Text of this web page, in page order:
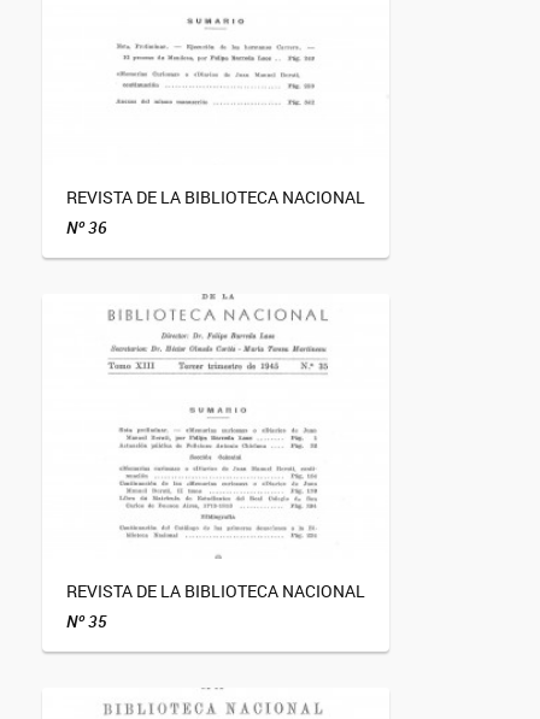
REVISTA DE LA BIBLIOTECA NACIONAL
Nº 36
REVISTA DE LA BIBLIOTECA NACIONAL
Nº 35